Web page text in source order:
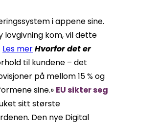
i appene sine.
lovgivning kom, vil dette
Les merHvorfor det er
til kundene – det
på mellom 15 % og
sine.» EU sikter seg
sitt største
Den nye Digital